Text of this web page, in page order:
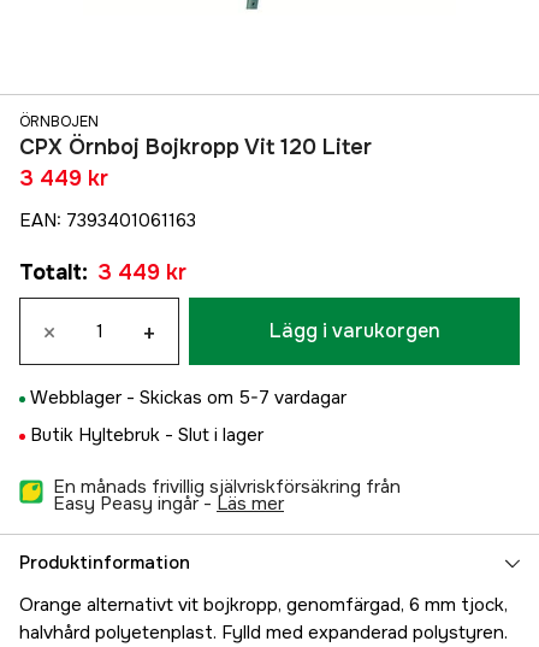
ÖRNBOJEN
CPX Örnboj Bojkropp Vit 120 Liter
3 449 kr
EAN: 7393401061163
Totalt: 3 449 kr
× + Lägg i varukorgen
Webblager - Skickas om 5-7 vardagar
Butik Hyltebruk - Slut i lager
En månads frivillig självriskförsäkring från
Easy Peasy ingår - läs mer
Produktinformation
Orange alternativt vit bojkropp, genomfärgad, 6 mm tjock,
halvhård polyetenplast. Fylld med expanderad polystyren.